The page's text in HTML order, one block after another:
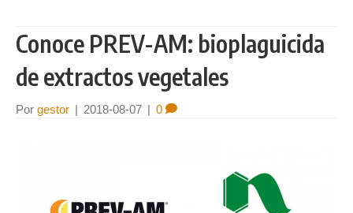
Conoce PREV-AM: bioplaguicida
de extractos vegetales
Por gestor 2018-08-07 0